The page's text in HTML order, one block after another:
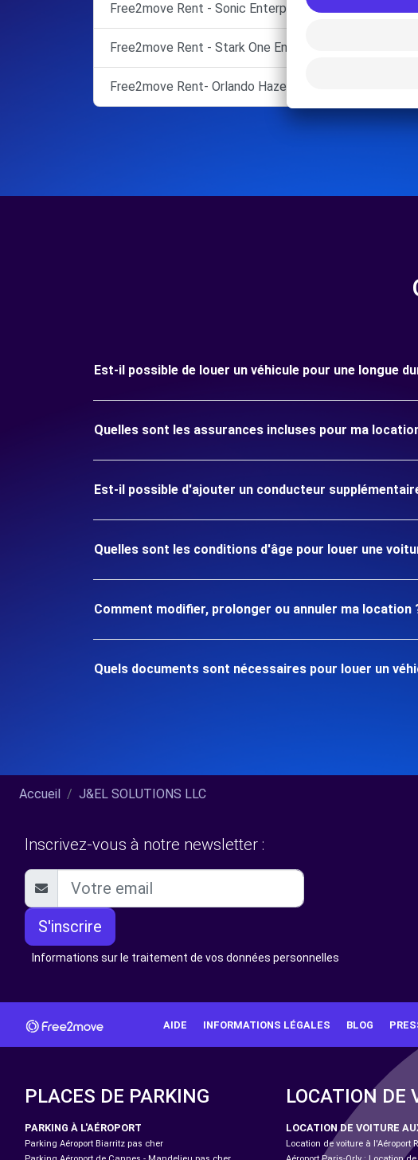
Free2move Rent - Sonic Enterprise LLC
Free2move Rent - Stark One Enterprise
Free2move Rent- Orlando Hazeltine National Drive
Est-il possible de louer un véhicule pour une longue
Quelles sont les assurances incluses pour ma
Est-il possible d'ajouter un conducteur
Quelles sont les conditions d'âge pour louer une
Comment modifier, prolonger ou annuler ma location
Quels documents sont nécessaires pour louer un
Accueil J&EL SOLUTIONS LLC
Inscrivez-vous à notre newsletter :
S'inscrire
Informations sur le traitement de vos données personnelles
AIDE INFORMATIONS LÉGALES BLOG
PLACES DE PARKING
PARKING À L'AÉROPORT
Parking Aéroport Biarritz pas cher
LOCATION DE
LOCATION DE VOITURE
Location de voiture à l'Aéroport